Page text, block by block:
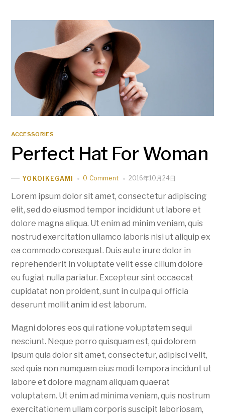
ACCESSORIES
Perfect Hat For Woman
YOKOIKEGAMI 0 Comment 2016年10月24日
Lorem ipsum dolor sit amet, consectetur adipiscing
elit, sed do eiusmod tempor incididunt ut labore et
dolore magna aliqua. Ut enim ad minim veniam, quis
nostrud exercitation ullamco laboris nisi ut aliquip ex
ea commodo consequat. Duis aute irure dolor in
reprehenderit in voluptate velit esse cillum dolore
eu fugiat nulla pariatur. Excepteur sint occaecat
cupidatat non proident, sunt in culpa qui officia
deserunt mollit anim id est laborum.
Magni dolores eos qui ratione voluptatem sequi
nesciunt. Neque porro quisquam est, qui dolorem
ipsum quia dolor sit amet, consectetur, adipisci velit,
sed quia non numquam eius modi tempora incidunt ut
labore et dolore magnam aliquam quaerat
voluptatem. Ut enim ad minima veniam, quis nostrum
exercitationem ullam corporis suscipit laboriosam,